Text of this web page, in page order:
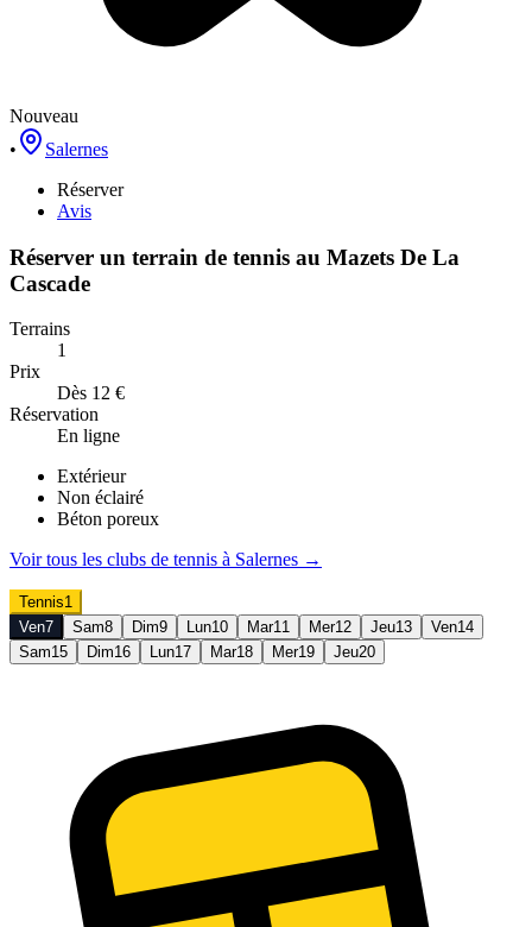
Nouveau
•
Salernes
Réserver
Avis
Réserver un terrain de tennis au Mazets De La
Cascade
Terrains
1
Prix
Dès 12 €
Réservation
En ligne
Extérieur
Non éclairé
Béton poreux
Voir tous les clubs de tennis à Salernes →
Tennis1
Ven7 Sam8 Dim9 Lun10 Mar11 Mer12 Jeu13 Ven14
Sam15 Dim16 Lun17 Mar18 Mer19 Jeu20